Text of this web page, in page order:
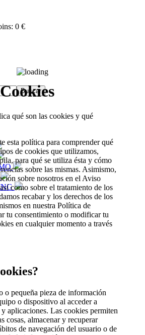
0 €
qué son las cookies y qué
esta política para comprender qué
de cookies que utilizamos,
para qué se utiliza ésta y cómo
sobre las mismas. Asimismo,
sobre nosotros en el Aviso
como sobre el tratamiento de los
recabar y los derechos de los
en nuestra Política de
tu consentimiento o modificar tu
en cualquier momento a través
o pequeña pieza de información
o dispositivo al acceder a
aplicaciones. Las cookies permiten
cosas, almacenar y recuperar
de navegación del usuario o de